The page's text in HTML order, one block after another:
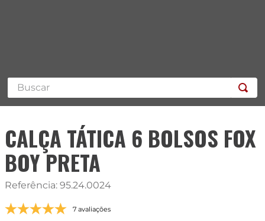
Buscar
CALÇA TÁTICA 6 BOLSOS FOX
BOY PRETA
Referência: 95.24.0024
7 avaliações